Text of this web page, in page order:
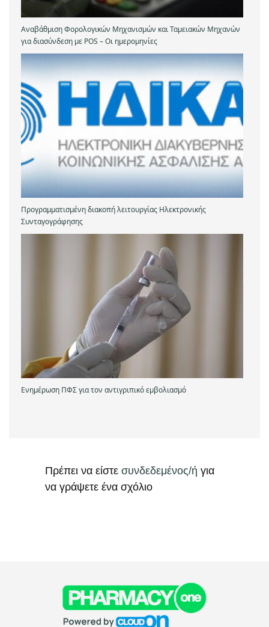
Αναβάθμιση Φορολογικών Μηχανισμών και Ταμειακών Μηχανών
για διασύνδεση με POS – Οι ημερομηνίες
Προγραμματισμένη διακοπή λειτουργίας Ηλεκτρονικής
Συνταγογράφησης
Ενημέρωση ΠΦΣ για τον αντιγριπικό εμβολιασμό
Πρέπει να είστε συνδεδεμένος/ή για
να γράψετε ένα σχόλιο